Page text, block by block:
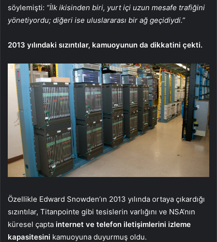
söylemişti: “İlk ikisinden biri, yurt içi uzun mesafe trafiğini
yönetiyordu; diğeri ise uluslararası bir ağ geçidiydi.”
2013 yılındaki sızıntılar, kamuoyunun da dikkatini çekti.
Özellikle Edward Snowden’ın 2013 yılında ortaya çıkardığı
sızıntılar, Titanpointe gibi tesislerin varlığını ve NSA’nın
küresel çapta internet ve telefon iletişimlerini izleme
kapasitesini kamuoyuna duyurmuş oldu.